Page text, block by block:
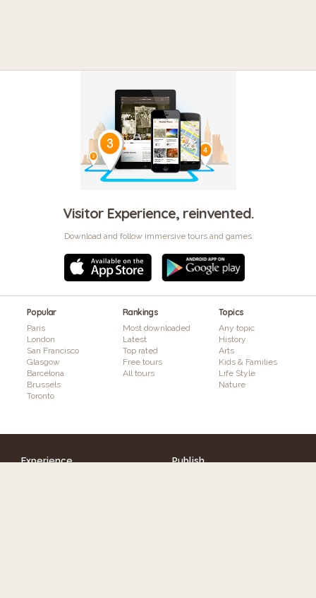
Visitor Experience, reinvented.
Download and follow immersive tours and games
Popular
Paris
London
San Francisco
Glasgow
Barcelona
Brussels
Toronto
Rankings
Most downloaded
Latest
Top rated
Free tours
All tours
Topics
Any topic
History
Arts
Kids & Families
Life Style
Nature
Experience
Publish